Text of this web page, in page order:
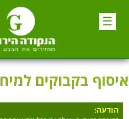
☰
הודעה:
איסוף בקבוקים
מחפשים